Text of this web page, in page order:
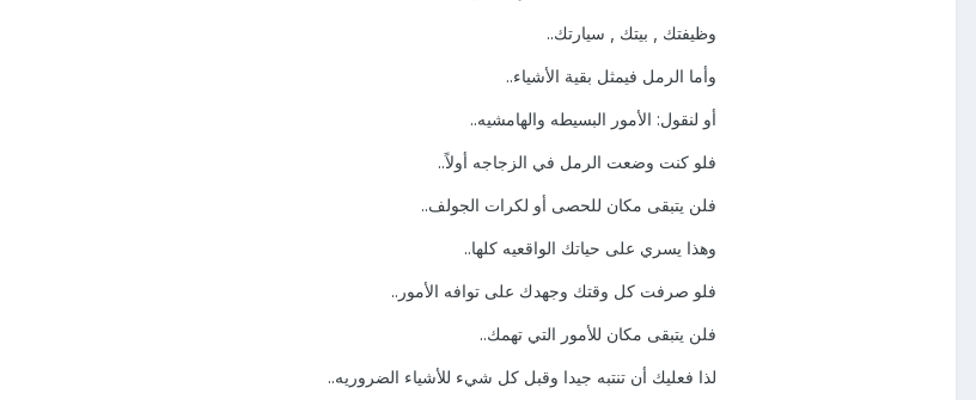
وظيفتك , بيتك , سيارتك..
وأما الرمل فيمثل بقية الأشياء..
أو لنقول: الأمور البسيطه والهامشيه..
فلو كنت وضعت الرمل في الزجاجه أولاً..
فلن يتبقى مكان للحصى أو لكرات الجولف..
وهذا يسري على حياتك الواقعيه كلها..
فلو صرفت كل وقتك وجهدك على توافه الأمور..
فلن يتبقى مكان للأمور التي تهمك..
لذا فعليك أن تنتبه جيدا وقبل كل شيء للأشياء الضروريه..